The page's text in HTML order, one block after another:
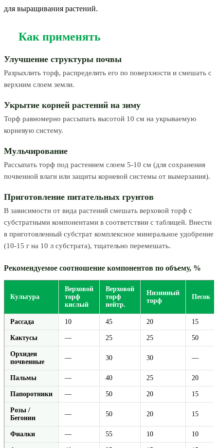
для выращивания растений.
Как применять
Улучшение структуры почвы
Разрыхлить торф, распределить его по поверхности и смешать с
верхним слоем земли.
Укрытие корней растений на зиму
Торф равномерно рассыпать высотой 10 см на укрываемую
корневую систему.
Мульчирование
Рассыпать торф под растением слоем 5-10 см (для сохранения
почвенной влаги или защиты корневой системы от вымерзания).
Приготовление питательных грунтов
В зависимости от вида растений смешать верховой торф с
субстратными компонентами в соответствии с таблицей. Внести
в приготовленный субстрат комплексное минеральное удобрение
(10-15 г на 10 л субстрата), тщательно перемешать.
Рекомендуемое соотношение компонентов по объему, %
Культура
Верховой
торф
кислый
Верховой
торф
нейтр.
Низинный
торф
Песок
Рассада 10 45 20 15
Кактусы — 25 25 50
Орхидеи
почвенные
— 30 30 —
Пальмы — 40 25 20
Папоротники — 50 20 15
Розы /
Бегонии
— 50 20 15
Фиалки — 55 10 10